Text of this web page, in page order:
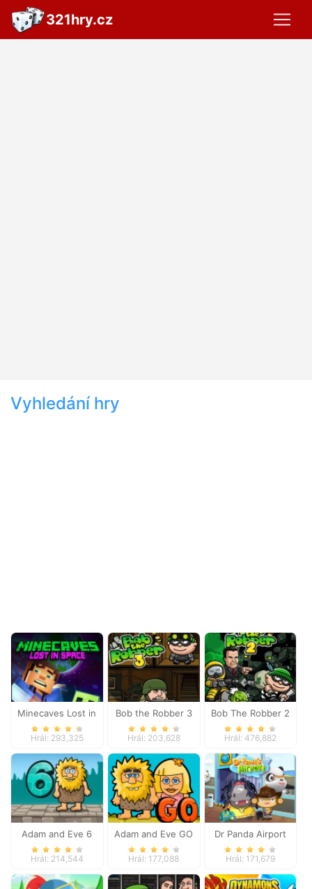
321hry.cz
Vyhledání hry
Minecaves Lost in
Space
Hrál: 293,325
Bob the Robber 3
Hrál: 203,628
Bob The Robber 2
Hrál: 476,882
Adam and Eve 6
Hrál: 214,544
Adam and Eve GO
Hrál: 177,088
Dr Panda Airport
Hrál: 171,679